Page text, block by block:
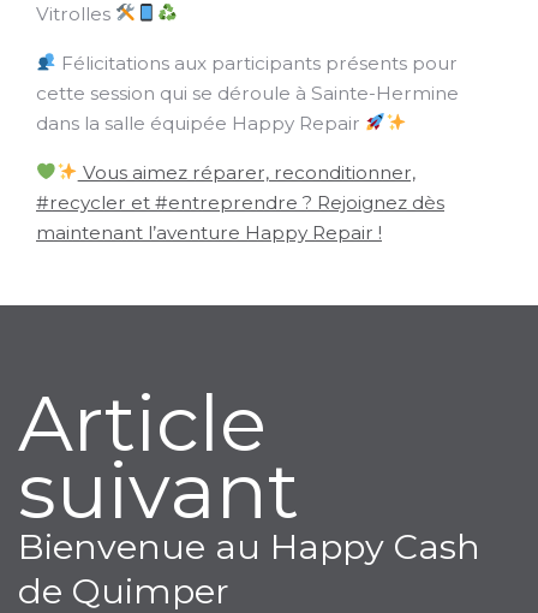
Vitrolles
Félicitations aux participants présents pour
cette session qui se déroule à Sainte-Hermine
dans la salle équipée Happy Repair
Vous aimez réparer, reconditionner,
#recycler et #entreprendre ? Rejoignez dès
maintenant l’aventure Happy Repair !
Article
suivant
Bienvenue au Happy Cash
de Quimper